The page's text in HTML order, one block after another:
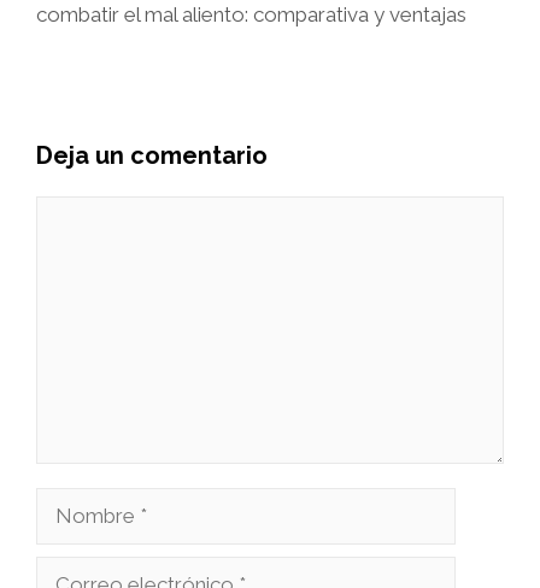
combatir el mal aliento: comparativa y ventajas
Deja un comentario
Nombre
Correo